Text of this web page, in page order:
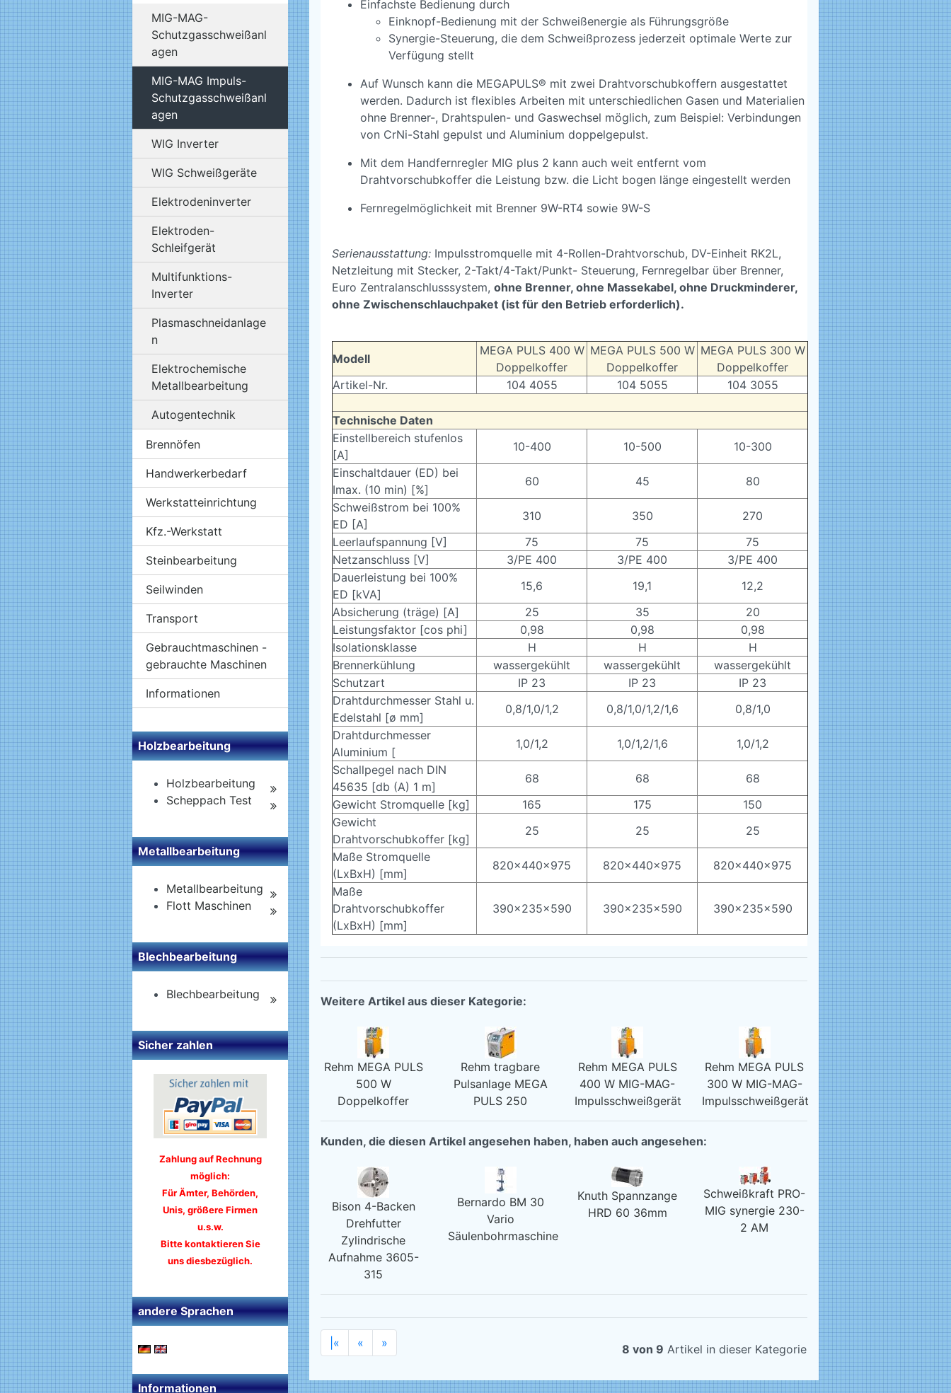
MIG-MAG-
Schutzgasschweißanl
agen
MIG-MAG Impuls-
Schutzgasschweißanl
agen
WIG Inverter
WIG Schweißgeräte
Elektrodeninverter
Elektroden-
Schleifgerät
Multifunktions-
Inverter
Plasmaschneidanlage
n
Elektrochemische
Metallbearbeitung
Autogentechnik
Brennöfen
Handwerkerbedarf
Werkstatteinrichtung
Kfz.-Werkstatt
Steinbearbeitung
Seilwinden
Transport
Gebrauchtmaschinen -
gebrauchte Maschinen
Informationen
Holzbearbeitung
Holzbearbeitung
Scheppach Test
Metallbearbeitung
Metallbearbeitung
Flott Maschinen
Blechbearbeitung
Blechbearbeitung
Sicher zahlen
Zahlung auf Rechnung
möglich:
Für Ämter, Behörden,
Unis, größere Firmen
u.s.w.
Bitte kontaktieren Sie
uns diesbezüglich.
andere Sprachen
Informationen
Einfachste Bedienung durch
Einknopf-Bedienung mit der Schweißenergie als Führungsgröße
Synergie-Steuerung, die dem Schweißprozess jederzeit optimale Werte zur
Verfügung stellt
Auf Wunsch kann die MEGAPULS® mit zwei Drahtvorschubkoffern ausgestattet
werden. Dadurch ist flexibles Arbeiten mit unterschiedlichen Gasen und Materialien
ohne Brenner-, Drahtspulen- und Gaswechsel möglich, zum Beispiel: Verbindungen
von CrNi-Stahl gepulst und Aluminium doppelgepulst.
Mit dem Handfernregler MIG plus 2 kann auch weit entfernt vom
Drahtvorschubkoffer die Leistung bzw. die Licht bogen länge eingestellt werden
Fernregelmöglichkeit mit Brenner 9W-RT4 sowie 9W-S
Serienausstattung: Impulsstromquelle mit 4-Rollen-Drahtvorschub, DV-Einheit RK2L,
Netzleitung mit Stecker, 2-Takt/4-Takt/Punkt- Steuerung, Fernregelbar über Brenner,
Euro Zentralanschlusssystem, ohne Brenner, ohne Massekabel, ohne Druckminderer,
ohne Zwischenschlauchpaket (ist für den Betrieb erforderlich).
Modell
MEGA PULS 400 W
Doppelkoffer
MEGA PULS 500 W
Doppelkoffer
MEGA PULS 300 W
Doppelkoffer
Artikel-Nr.
104 4055 104 5055 104 3055
Technische Daten
Einstellbereich stufenlos
[A]
10-400 10-500
10-300
Einschaltdauer (ED) bei
Imax. (10 min) [%]
60 45
80
Schweißstrom bei 100%
ED [A]
310 350
270
Leerlaufspannung [V]
75 75
75
Netzanschluss [V]
3/PE 400 3/PE 400
3/PE 400
Dauerleistung bei 100%
ED [kVA]
15,6 19,1
12,2
Absicherung (träge) [A]
25 35
20
Leistungsfaktor [cos phi]
0,98 0,98
0,98
Isolationsklasse
H H
H
Brennerkühlung
wassergekühlt wassergekühlt
wassergekühlt
Schutzart
IP 23 IP 23
IP 23
Drahtdurchmesser Stahl u.
Edelstahl [ø mm]
0,8/1,0/1,2 0,8/1,0/1,2/1,6
0,8/1,0
Drahtdurchmesser
Aluminium [
1,0/1,2 1,0/1,2/1,6
1,0/1,2
Schallpegel nach DIN
45635 [db (A) 1 m]
68 68
68
Gewicht Stromquelle [kg]
165 175
150
Gewicht
Drahtvorschubkoffer [kg]
25 25
25
Maße Stromquelle
(LxBxH) [mm]
820x440x975 820x440x975
820x440x975
Maße
Drahtvorschubkoffer
(LxBxH) [mm]
390x235x590 390x235x590 390x235x590
Weitere Artikel aus dieser Kategorie:
Rehm MEGA PULS
500 W
Doppelkoffer
Rehm tragbare
Pulsanlage MEGA
PULS 250
Rehm MEGA PULS
400 W MIG-MAG-
Impulsschweißgerät
Rehm MEGA PULS
300 W MIG-MAG-
Impulsschweißgerät
Kunden, die diesen Artikel angesehen haben, haben auch angesehen:
Bison 4-Backen
Drehfutter
Zylindrische
Aufnahme 3605-
315
Bernardo BM 30
Vario
Säulenbohrmaschine
Knuth Spannzange
HRD 60 36mm
Schweißkraft PRO-
MIG synergie 230-
2 AM
|« « » 8 von 9 Artikel in dieser Kategorie